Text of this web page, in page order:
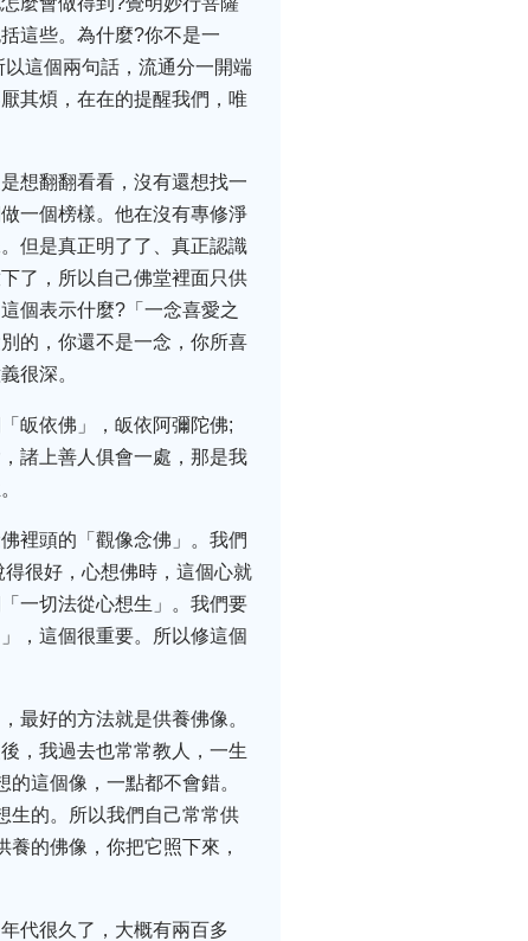
這些。為什麼?你不是一
這個兩句話，流通分一開端
其煩，在在的提醒我們，唯
想翻翻看看，沒有還想找一
一個榜樣。他在沒有專修淨
但是真正明了了、真正認識
了，所以自己佛堂裡面只供
個表示什麼?「一念喜愛之
的，你還不是一念，你所喜
很深。
皈依佛」，皈依阿彌陀佛;
諸上善人俱會一處，那是我
裡頭的「觀像念佛」。我們
很好，心想佛時，這個心就
一切法從心想生」。我們要
，這個很重要。所以修這個
最好的方法就是供養佛像。
，我過去也常常教人，一生
這個像，一點都不會錯。
生的。所以我們自己常常供
的佛像，你把它照下來，
代很久了，大概有兩百多